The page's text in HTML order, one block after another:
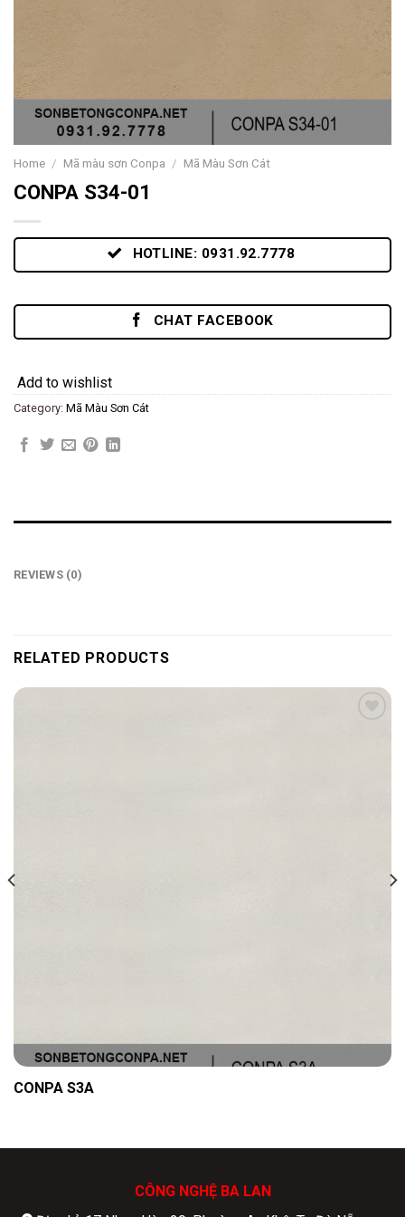
Home / Mã màu sơn Conpa / Mã Màu Sơn Cát
CONPA S34-01
HOTLINE: 0931.92.7778
CHAT FACEBOOK
Add to wishlist
Category: Mã Màu Sơn Cát
REVIEWS (0)
RELATED PRODUCTS
CONPA S3A
CÔNG NGHỆ BA LAN